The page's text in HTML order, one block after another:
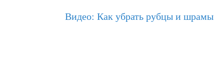
Видео: Как убрать рубцы и шрамы